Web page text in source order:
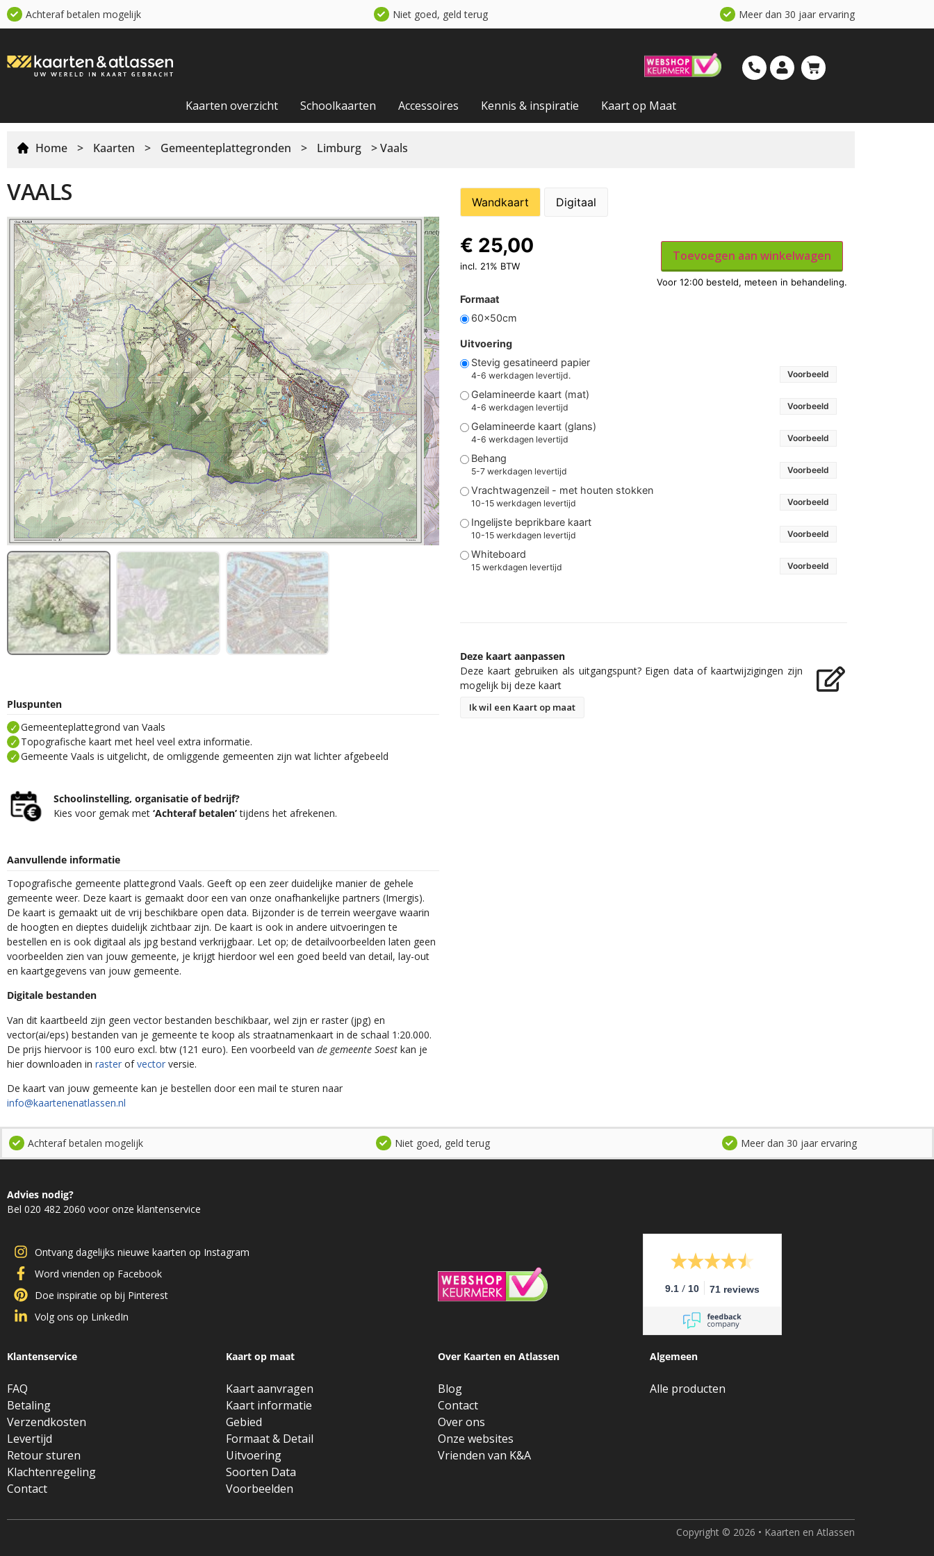
Achteraf betalen mogelijk Niet goed, geld terug Meer dan 30 jaar ervaring
Kaarten overzicht Schoolkaarten Accessoires Kennis & inspiratie Kaart op Maat
Home > Kaarten > Gemeenteplattegronden > Limburg > Vaals
VAALS
Pluspunten
Gemeenteplattegrond van Vaals
Topografische kaart met heel veel extra informatie.
Gemeente Vaals is uitgelicht, de omliggende gemeenten zijn wat lichter afgebeeld
Schoolinstelling, organisatie of bedrijf?
Kies voor gemak met‘Achteraf betalen’tijdens het afrekenen.
Aanvullende informatie
Topografische gemeente plattegrond Vaals. Geeft op een zeer duidelijke manier de gehele
gemeente weer. Deze kaart is gemaakt door een van onze onafhankelijke partners (Imergis).
De kaart is gemaakt uit de vrij beschikbare open data. Bijzonder is de terrein weergave waarin
de hoogten en dieptes duidelijk zichtbaar zijn. De kaart is ook in andere uitvoeringen te
bestellen en is ook digitaal als jpg bestand verkrijgbaar. Let op; de detailvoorbeelden laten geen
voorbeelden zien van jouw gemeente, je krijgt hierdoor wel een goed beeld van detail, lay-out
en kaartgegevens van jouw gemeente.
Digitale bestanden
Van dit kaartbeeld zijn geen vector bestanden beschikbaar, wel zijn er raster (jpg) en
vector(ai/eps) bestanden van je gemeente te koop als straatnamenkaart in de schaal 1:20.000.
De prijs hiervoor is 100 euro excl. btw (121 euro). Een voorbeeld van de gemeente Soest kan je
hier downloaden in raster ofvector versie.
De kaart van jouw gemeente kan je bestellen door een mail te sturen naar
info@kaartenenatlassen.nl
Wandkaart Digitaal
Formaat
60x50cm
Uitvoering
Stevig gesatineerd papier
4-6 werkdagen levertijd. Voorbeeld
Gelamineerde kaart (mat)
4-6 werkdagen levertijd Voorbeeld
Gelamineerde kaart (glans)
4-6 werkdagen levertijd Voorbeeld
Behang
5-7 werkdagen levertijd Voorbeeld
Vrachtwagenzeil - met houten stokken
10-15 werkdagen levertijd Voorbeeld
Ingelijste beprikbare kaart
10-15 werkdagen levertijd Voorbeeld
Whiteboard
15 werkdagen levertijd Voorbeeld
€ 25,00
incl. 21% BTW
Toevoegen aan winkelwagen
Deze kaart aanpassen
Deze kaart gebruiken als uitgangspunt? Eigen data of kaartwijzigingen zijn
mogelijk bij deze kaart
Ik wil een Kaart op maat
Achteraf betalen mogelijk Niet goed, geld terug Meer dan 30 jaar ervaring
Advies nodig?
Bel 020 482 2060 voor onze klantenservice
Ontvang dagelijks nieuwe kaarten op Instagram
Word vrienden op Facebook
Doe inspiratie op bij Pinterest
Volg ons op LinkedIn
9.1 / 10 71 reviews
Klantenservice
FAQ
Betaling
Verzendkosten
Levertijd
Retour sturen
Klachtenregeling
Contact
Kaart op maat
Kaart aanvragen
Kaart informatie
Gebied
Formaat & Detail
Uitvoering
Soorten Data
Voorbeelden
Over Kaarten en Atlassen
Blog
Contact
Over ons
Onze websites
Vrienden van K&A
Algemeen
Alle producten
Copyright © 2026 • Kaarten en Atlassen